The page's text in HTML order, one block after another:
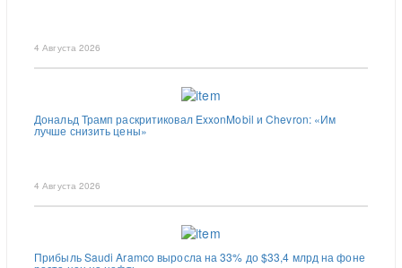
4 Августа 2026
Дональд Трамп раскритиковал ExxonMobil и Chevron: «Им
лучше снизить цены»
4 Августа 2026
Прибыль Saudi Aramco выросла на 33% до $33,4 млрд на фоне